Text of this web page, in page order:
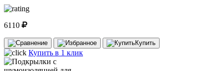
6110
Купить
Купить в 1 клик